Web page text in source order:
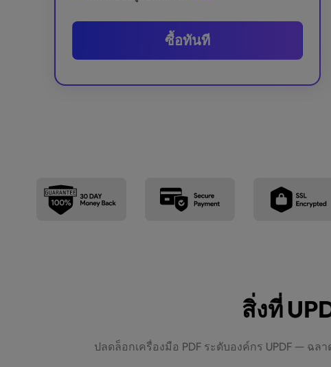
ซื้อทันที
สิ่งที่
ปลดล็อกเครื่องมือ PDF ระดับองค์กร UPDF —